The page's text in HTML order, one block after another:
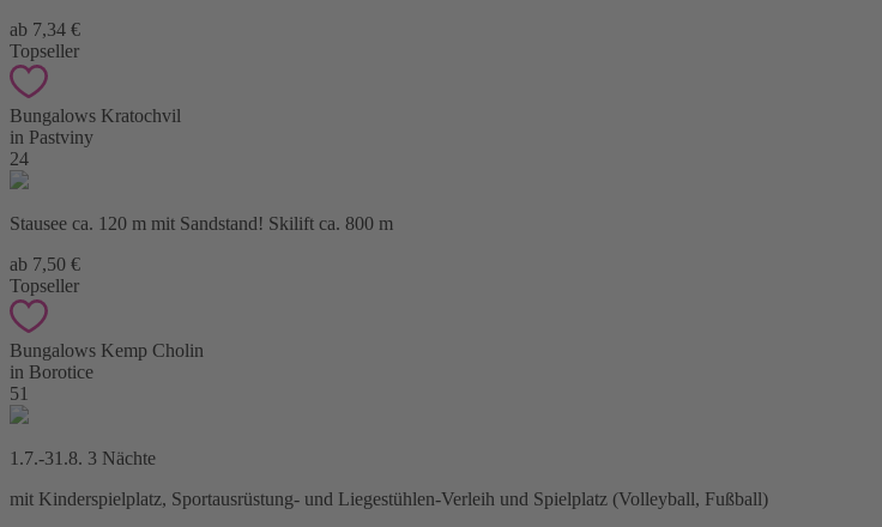
ab 7,34 €
Topseller
Bungalows Kratochvil
in Pastviny
24
Stausee ca. 120 m mit Sandstand! Skilift ca. 800 m
ab 7,50 €
Topseller
Bungalows Kemp Cholin
in Borotice
51
1.7.-31.8. 3 Nächte
mit Kinderspielplatz, Sportausrüstung- und Liegestühlen-Verleih und Spielplatz (Volleyball, Fußball)